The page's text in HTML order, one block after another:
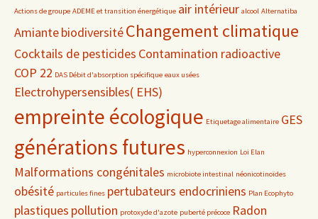
Actions de groupe ADEME et transition énergétique air intérieur alcool Alternatiba
AmiantebiodiversitéChangement climatique
Cocktails de pesticides Contamination radioactive
COP 22 DAS Débit d'absorption spécifique eaux usées
Electrohypersensibles( EHS)
empreinte écologique Etiquetage alimentaire GES
générations futures hyperconnexion Loi Elan
Malformations congénitales microbiote intestinal néonicotinoïdes
obésité particules fines pertubateurs endocriniens Plan Ecophyto
plastiques pollution protoxyde d'azote puberté précoce Radon